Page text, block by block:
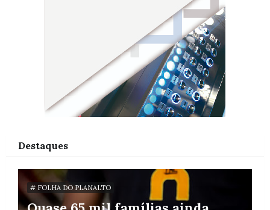
Destaques
# FOLHA DO PLANALTO